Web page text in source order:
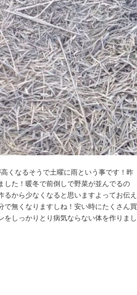
くなるそうで土曜に雨という事です！昨
した！暖冬で前倒しで野菜が並んでるの
から少なくなると思いますよってお伝え
で無くなりますしね！安い時にたくさん買
しっかりとり病気ならない体を作りまし